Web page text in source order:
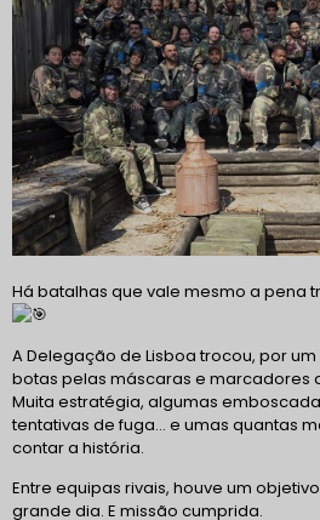
Há batalhas que vale mesmo a pena
A Delegação de Lisboa trocou, por
botas pelas máscaras e marcadores
Muita estratégia, algumas
tentativas de fuga… e umas quantas
contar a história.
Entre equipas rivais, houve um
grande dia. E missão cumprida.